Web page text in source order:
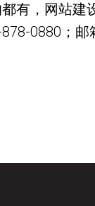
有，网站建
0880；邮